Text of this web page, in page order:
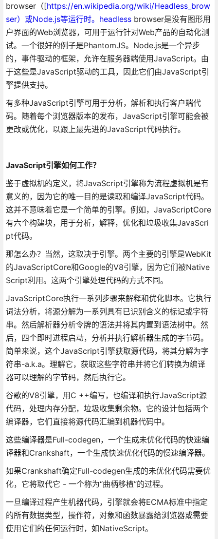
browser（[https://en.wikipedia.org/wiki/Headless_brow
ser）或Node.js等运行时。headlessbrowser是没有图形用
户界面的Web浏览器，可用于运行针对Web产品的自动化测
试。一个很好的例子是PhantomJS。Node.js是一个异步
的，事件驱动的框架，允许在服务器端使用JavaScript。由
于这些是JavaScript驱动的工具，因此它们由JavaScript引
擎提供支持。
有多种JavaScript引擎可用于分析，解析和执行客户端代
码。随着每个浏览器版本的发布，JavaScript引擎可能会被
更改或优化，以跟上最先进的JavaScript代码执行。
JavaScript引擎如何工作？
鉴于虚拟机的定义，将JavaScript引擎称为流程虚拟机是有
意义的，因为它的唯一目的是读取和编译JavaScript代码。
这并不意味着它是一个简单的引擎。例如，JavaScriptCore
有六个构建块，用于分析，解释，优化和垃圾收集JavaScri
pt代码。
那怎么办？当然，这取决于引擎。两个主要的引擎是WebKit
的JavaScriptCore和Google的V8引擎，因为它们被Native
Script利用。这两个引擎处理代码的方式不同。
JavaScriptCore执行一系列步骤来解释和优化脚本。它执行
词法分析，将源分解为一系列具有已识别含义的标记或字符
串。然后解析器分析令牌的语法并将其内置到语法树中。然
后，四个即时进程启动，分析并执行解析器生成的字节码。
简单来说，这个JavaScript引擎获取源代码，将其分解为字
符串-a.k.a。理解它，获取这些字符串并将它们转换为编译
器可以理解的字节码，然后执行它。
谷歌的V8引擎，用C ++编写，也编译和执行JavaScript源
代码，处理内存分配，垃圾收集剩余物。它的设计包括两个
编译器，它们直接将源代码汇编到机器代码中。
这些编译器是Full-codegen，一个生成未优化代码的快速编
译器和Crankshaft，一个生成快速优化代码的慢速编译器。
如果Crankshaft确定Full-codegen生成的未优化代码需要优
化，它将取代它 - 一个称为“曲柄移植”的过程。
一旦编译过程产生机器代码，引擎就会将ECMA标准中指定
的所有数据类型，操作符，对象和函数暴露给浏览器或需要
使用它们的任何运行时，如NativeScript。